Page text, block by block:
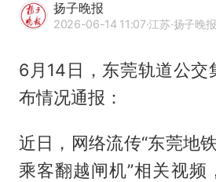
扬子晚报
2026-06-14 11:07·江苏·扬子晚报
6月14日，东莞轨道公交
布情况通报：
近日，网络流传“东莞地
乘客翻越闸机”相关视频